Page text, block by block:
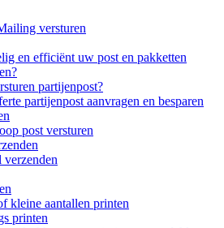
versturen
en efficiënt uw post en pakketten
partijenpost?
partijenpost aanvragen en besparen
post versturen
verzenden
kleine aantallen printen
printen